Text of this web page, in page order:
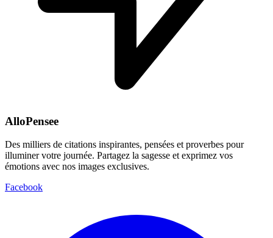
AlloPensee
Des milliers de citations inspirantes, pensées et proverbes pour
illuminer votre journée. Partagez la sagesse et exprimez vos
émotions avec nos images exclusives.
Facebook